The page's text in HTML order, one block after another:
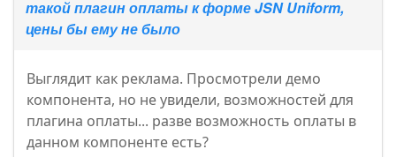
такой плагин оплаты к форме JSN Uniform,
цены бы ему не было
Выглядит как реклама. Просмотрели демо
компонента, но не увидели, возможностей для
плагина оплаты... разве возможность оплаты в
данном компоненте есть?